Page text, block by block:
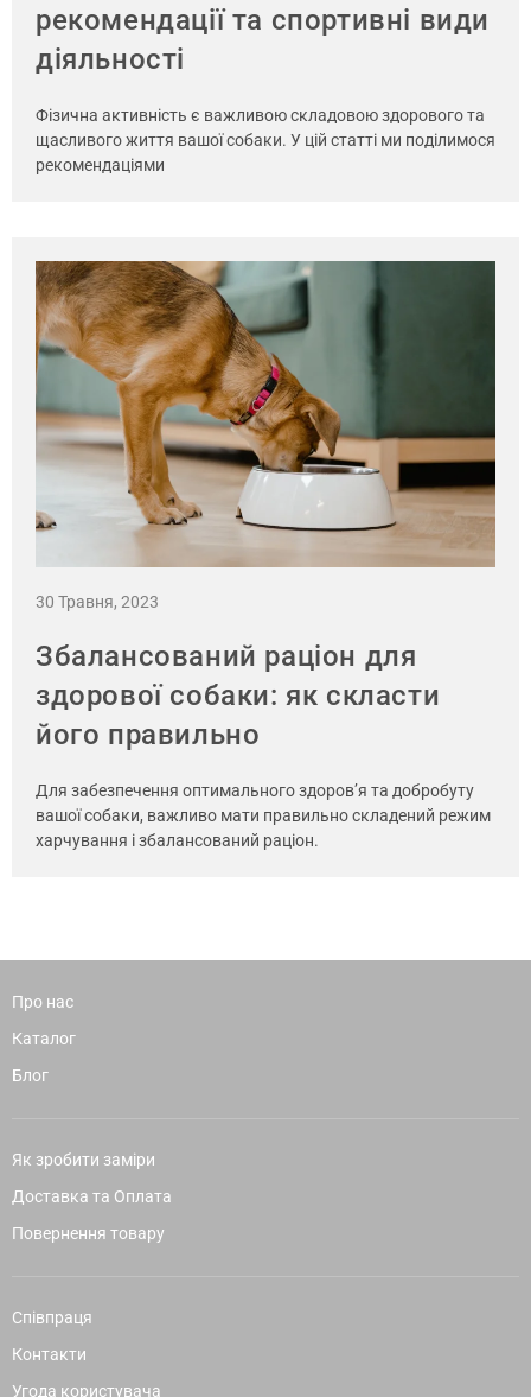
рекомендації та спортивні види
діяльності
Фізична активність є важливою складовою здорового та
щасливого життя вашої собаки. У цій статті ми поділимося
рекомендаціями
30 Травня, 2023
Збалансований раціон для
здорової собаки: як скласти
його правильно
Для забезпечення оптимального здоров’я та добробуту
вашої собаки, важливо мати правильно складений режим
харчування і збалансований раціон.
Про нас
Каталог
Блог
Як зробити заміри
Доставка та Оплата
Повернення товару
Співпраця
Контакти
Угода користувача